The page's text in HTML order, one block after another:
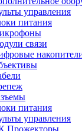
управления
питания
связи
питания
управления
Прожекторы